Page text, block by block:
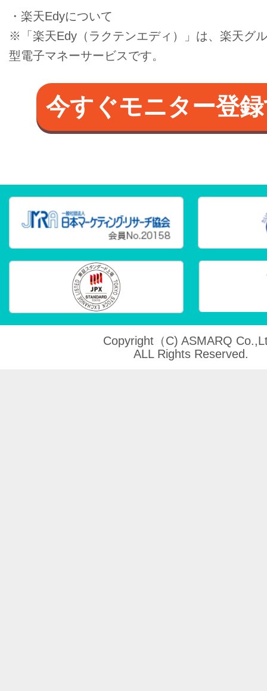
・楽天Edyについて
※「楽天Edy（ラクテンエディ）」は、楽天グ
型電子マネーサービスです。
今すぐモニター登
Copyright（C) ASMARQ
ALL Rights Reserved.